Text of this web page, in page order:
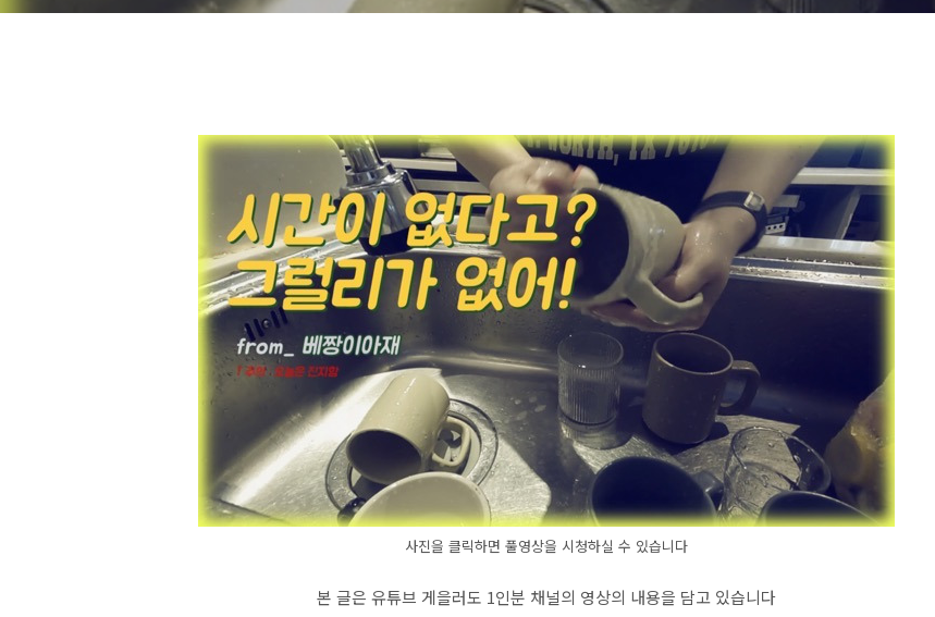
사진을 클릭하면 풀영상을 시청하실 수 있습니다
본 글은 유튜브 게을러도 1인분 채널의 영상의 내용을 담고 있습니다